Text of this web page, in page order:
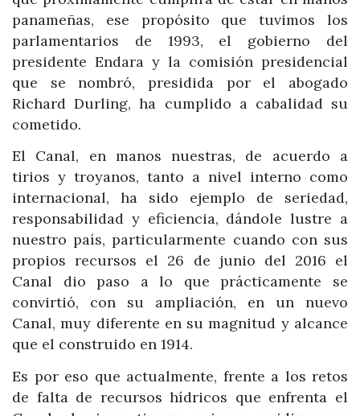
panameñas, ese propósito que tuvimos los
parlamentarios de 1993, el gobierno del
presidente Endara y la comisión presidencial
que se nombró, presidida por el abogado
Richard Durling, ha cumplido a cabalidad su
cometido.
El Canal, en manos nuestras, de acuerdo a
tirios y troyanos, tanto a nivel interno como
internacional, ha sido ejemplo de seriedad,
responsabilidad y eficiencia, dándole lustre a
nuestro país, particularmente cuando con sus
propios recursos el 26 de junio del 2016 el
Canal dio paso a lo que prácticamente se
convirtió, con su ampliación, en un nuevo
Canal, muy diferente en su magnitud y alcance
que el construido en 1914.
Es por eso que actualmente, frente a los retos
de falta de recursos hídricos que enfrenta el